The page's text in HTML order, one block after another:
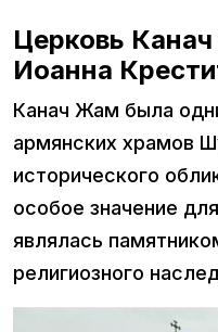
Церковь
Иоанна
Канач Жам была
армянских храмов
исторического
особое значение
являлась
религиозного